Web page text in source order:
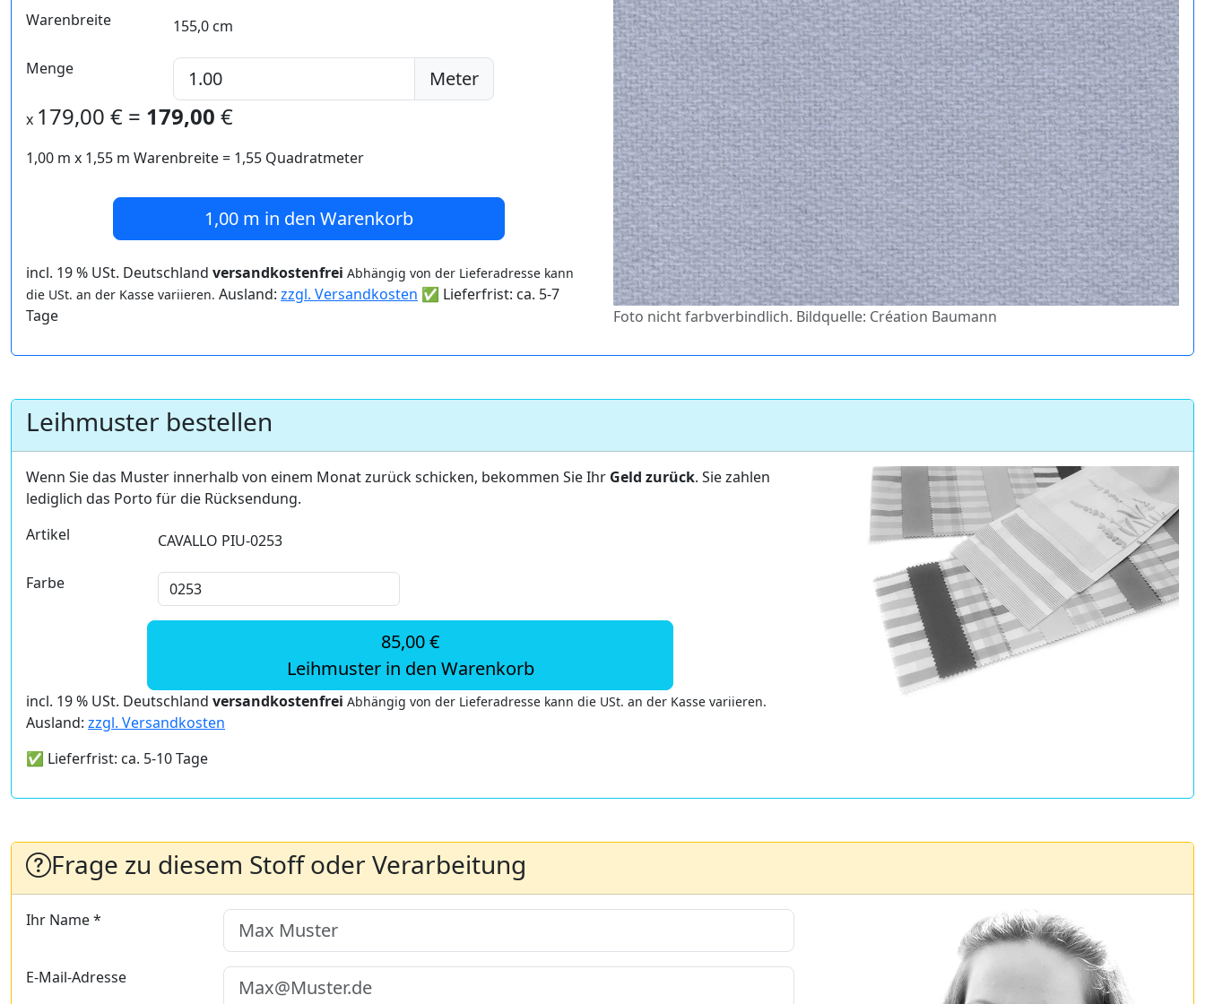
Warenbreite 155,0 cm
Menge Meter
x 179,00 € = 179,00 €
1,00 m x 1,55 m Warenbreite = 1,55 Quadratmeter
1,00 m in den Warenkorb
incl. 19 % USt. Deutschland versandkostenfrei Abhängig von der Lieferadresse kann
die USt. an der Kasse variieren. Ausland: zzgl. Versandkosten ✅ Lieferfrist: ca. 5-7
Tage
Foto nicht farbverbindlich. Bildquelle: Création Baumann
Leihmuster bestellen
Wenn Sie das Muster innerhalb von einem Monat zurück schicken, bekommen Sie Ihr Geld zurück. Sie zahlen
lediglich das Porto für die Rücksendung.
Artikel
CAVALLO PIU-0253
Farbe
85,00 €
Leihmuster in den Warenkorb
incl. 19 % USt. Deutschland versandkostenfrei Abhängig von der Lieferadresse kann die USt. an der Kasse variieren.
Ausland: zzgl. Versandkosten
✅ Lieferfrist: ca. 5-10 Tage
Frage zu diesem Stoff oder Verarbeitung
Ihr Name *
E-Mail-Adresse